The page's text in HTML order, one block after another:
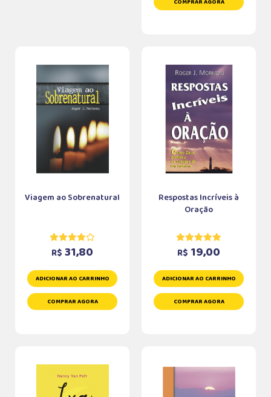
Viagem ao Sobrenatural
R$ 31,80
ADICIONAR AO CARRINHO
COMPRAR AGORA
Respostas Incríveis à
Oração
R$ 19,00
ADICIONAR AO CARRINHO
COMPRAR AGORA